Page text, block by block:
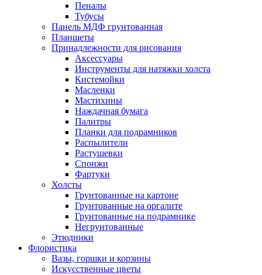
Пеналы
Тубусы
Панель МДФ грунтованная
Планшеты
Принадлежности для рисования
Аксессуары
Инструменты для натяжки холста
Кистемойки
Масленки
Мастихины
Наждачная бумага
Палитры
Планки для подрамников
Распылители
Растушевки
Спонжи
Фартуки
Холсты
Грунтованные на картоне
Грунтованные на оргалите
Грунтованные на подрамнике
Негрунтованные
Этюдники
Флористика
Вазы, горшки и корзины
Искусственные цветы